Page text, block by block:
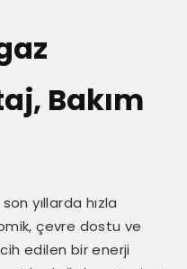
Bakım
yıllarda hızla
çevre dostu ve
edilen bir enerji